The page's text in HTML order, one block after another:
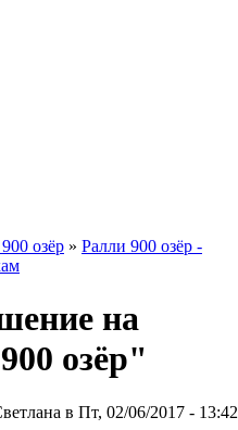
озёр » Ралли 900 озёр -
на
озёр"
в Пт, 02/06/2017 - 13:42